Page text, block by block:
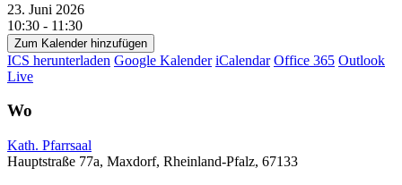
23. Juni 2026
10:30 - 11:30
Zum Kalender hinzufügen
ICS herunterladen Google Kalender iCalendar Office 365 Outlook
Live
Wo
Kath. Pfarrsaal
Hauptstraße 77a, Maxdorf, Rheinland-Pfalz, 67133